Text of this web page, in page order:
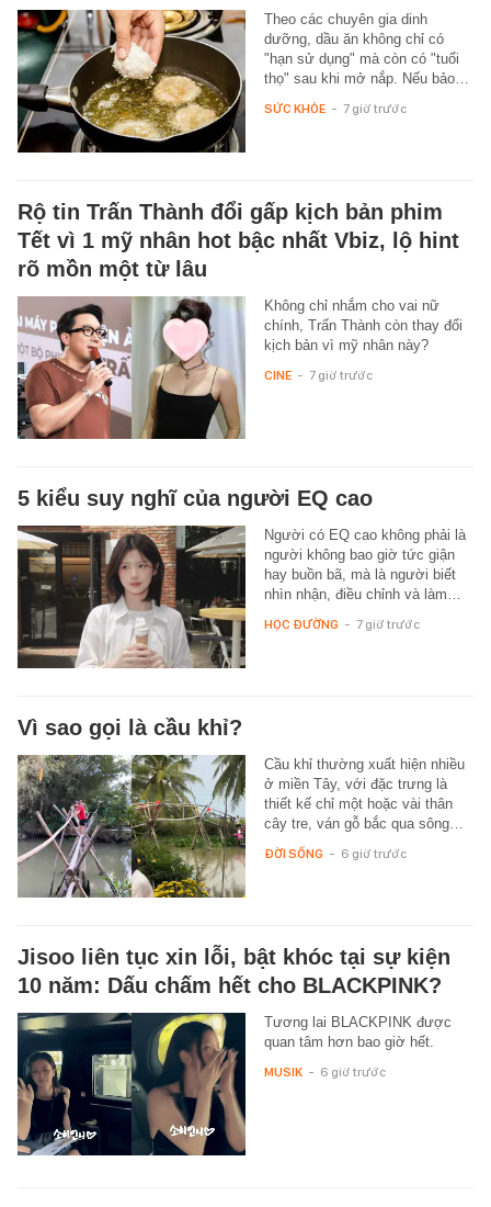
Theo các chuyên gia dinh
dưỡng, dầu ăn không chỉ có
"hạn sử dụng" mà còn có "tuổi
thọ" sau khi mở nắp. Nếu bảo…
SỨC KHỎE - 7 giờ trước
Rộ tin Trấn Thành đổi gấp kịch bản phim
Tết vì 1 mỹ nhân hot bậc nhất Vbiz, lộ hint
rõ mồn một từ lâu
Không chỉ nhắm cho vai nữ
chính, Trấn Thành còn thay đổi
kịch bản vì mỹ nhân này?
CINE - 7 giờ trước
5 kiểu suy nghĩ của người EQ cao
Người có EQ cao không phải là
người không bao giờ tức giận
hay buồn bã, mà là người biết
nhìn nhận, điều chỉnh và làm…
HỌC ĐƯỜNG - 7 giờ trước
Vì sao gọi là cầu khỉ?
Cầu khỉ thường xuất hiện nhiều
ở miền Tây, với đặc trưng là
thiết kế chỉ một hoặc vài thân
cây tre, ván gỗ bắc qua sông…
ĐỜI SỐNG - 6 giờ trước
Jisoo liên tục xin lỗi, bật khóc tại sự kiện
10 năm: Dấu chấm hết cho BLACKPINK?
Tương lai BLACKPINK được
quan tâm hơn bao giờ hết.
MUSIK - 6 giờ trước